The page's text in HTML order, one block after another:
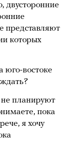
двусторонние
представляют
которых
юго-востоке
планируют
пока
я хочу